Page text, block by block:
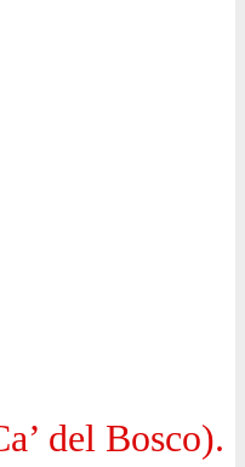
del Bosco).